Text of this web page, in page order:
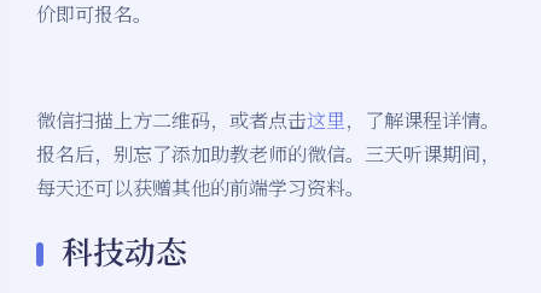
价即可报名。
微信扫描上方二维码，或者点击这里，了解课程详情。
报名后，别忘了添加助教老师的微信。三天听课期间，
每天还可以获赠其他的前端学习资料。
科技动态